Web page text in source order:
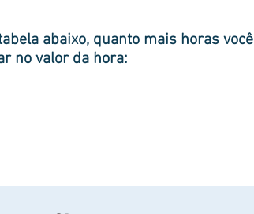
abaixo, quanto mais horas você
no valor da hora: